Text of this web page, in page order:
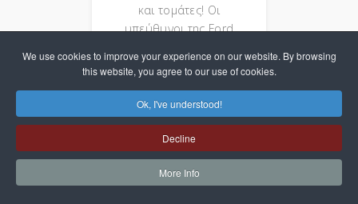
και τομάτες! Οι
υπεύθυνοι της Ford
πεπεισμένοι, ότι όλα
αξιοποιηθούν άριστα
στον κλάδο της
αυτοκινητοβιομηχανίας.
We use cookies to improve your experience on our website. By browsing
this website, you agree to our use of cookies.
Ok, I've understood!
Decline
More Info